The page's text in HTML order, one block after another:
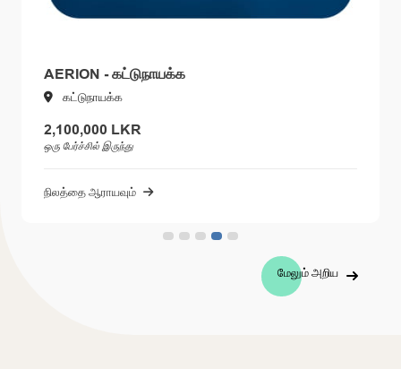
AERION - கட்டுநாயக்க
கட்டுநாயக்க
2,100,000 LKR
ஒரு பேர்ச்சில் இருந்து
நிலத்தை ஆராயவும்
மேலும் அறிய